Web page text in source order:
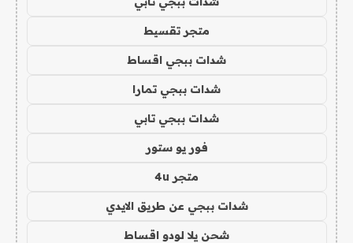
متجر تقسيط
شدات ببجي اقساط
شدات ببجي تمارا
شدات ببجي تابي
فور يو ستور
متجر 4u
شدات ببجي عن طريق الايدي
شحن يلا لودو اقساط